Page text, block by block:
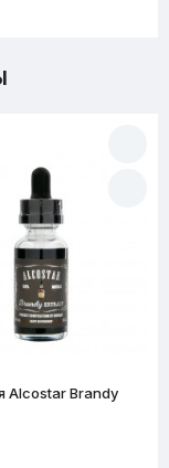
Alcostar Brandy